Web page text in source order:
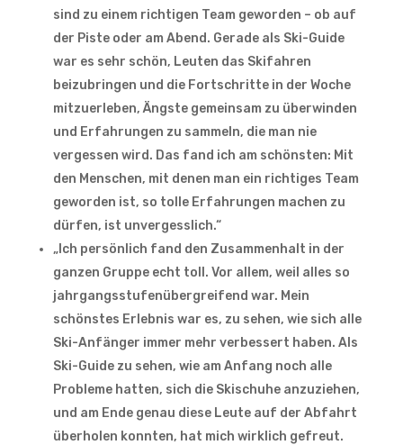
sind zu einem richtigen Team geworden – ob auf
der Piste oder am Abend. Gerade als Ski-Guide
war es sehr schön, Leuten das Skifahren
beizubringen und die Fortschritte in der Woche
mitzuerleben, Ängste gemeinsam zu überwinden
und Erfahrungen zu sammeln, die man nie
vergessen wird. Das fand ich am schönsten: Mit
den Menschen, mit denen man ein richtiges Team
geworden ist, so tolle Erfahrungen machen zu
dürfen, ist unvergesslich.“
„Ich persönlich fand den Zusammenhalt in der
ganzen Gruppe echt toll. Vor allem, weil alles so
jahrgangsstufenübergreifend war. Mein
schönstes Erlebnis war es, zu sehen, wie sich alle
Ski-Anfänger immer mehr verbessert haben. Als
Ski-Guide zu sehen, wie am Anfang noch alle
Probleme hatten, sich die Skischuhe anzuziehen,
und am Ende genau diese Leute auf der Abfahrt
überholen konnten, hat mich wirklich gefreut.